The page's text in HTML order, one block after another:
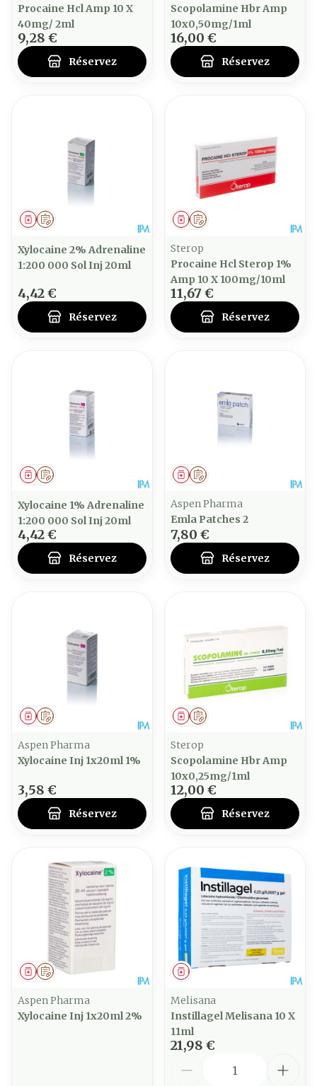
Procaine Hcl Amp 10 X
40mg/ 2ml
9,28 €
Réservez
Scopolamine Hbr Amp
10x0,50mg/1ml
16,00 €
Réservez
Sur prescription
Médicament
Xylocaine 2% Adrenaline
1:200 000 Sol Inj 20ml
4,42 €
Réservez
Sur prescription
Médicament
Sterop
Procaine Hcl Sterop 1%
Amp 10 X 100mg/10ml
11,67 €
Réservez
Sur prescription
Médicament
Xylocaine 1% Adrenaline
1:200 000 Sol Inj 20ml
4,42 €
Réservez
Sur prescription
Médicament
Aspen Pharma
Emla Patches 2
7,80 €
Réservez
Sur prescription
Médicament
Aspen Pharma
Xylocaine Inj 1x20ml 1%
3,58 €
Réservez
Sur prescription
Médicament
Sterop
Scopolamine Hbr Amp
10x0,25mg/1ml
12,00 €
Réservez
Sur prescription
Médicament
Aspen Pharma
Xylocaine Inj 1x20ml 2%
Médicament
Melisana
Instillagel Melisana 10 X
11ml
21,98 €